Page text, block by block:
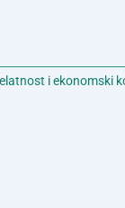
i ekonomski